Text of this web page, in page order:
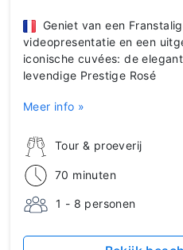
Tour & proeverij
70 minuten
1 - 8 personen
Geniet van een
videopresentatie en een
iconische cuvées: de
levendige Prestige Rosé
Meer info »